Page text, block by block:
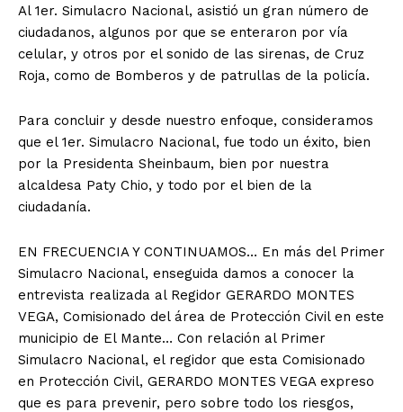
Al 1er. Simulacro Nacional, asistió un gran número de
ciudadanos, algunos por que se enteraron por vía
celular, y otros por el sonido de las sirenas, de Cruz
Roja, como de Bomberos y de patrullas de la policía.
Para concluir y desde nuestro enfoque, consideramos
que el 1er. Simulacro Nacional, fue todo un éxito, bien
por la Presidenta Sheinbaum, bien por nuestra
alcaldesa Paty Chio, y todo por el bien de la
ciudadanía.
EN FRECUENCIA Y CONTINUAMOS… En más del Primer
Simulacro Nacional, enseguida damos a conocer la
entrevista realizada al Regidor GERARDO MONTES
VEGA, Comisionado del área de Protección Civil en este
municipio de El Mante… Con relación al Primer
Simulacro Nacional, el regidor que esta Comisionado
en Protección Civil, GERARDO MONTES VEGA expreso
que es para prevenir, pero sobre todo los riesgos,